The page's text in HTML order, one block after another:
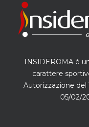
INSIDEROMA è
carattere
Autorizzazione del
05/02/